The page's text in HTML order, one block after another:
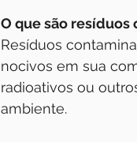
O que são resíduos
Resíduos
nocivos em sua
radioativos ou
ambiente.